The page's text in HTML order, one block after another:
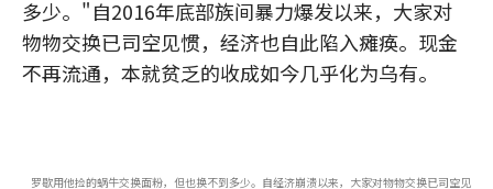
多少。"自2016年底部族间暴力爆发以来，大家对
物物交换已司空见惯，经济也自此陷入瘫痪。现金
不再流通，本就贫乏的收成如今几乎化为乌有。
罗歇用他捡的蜗牛交换面粉，但也换不到多少。自经济崩溃以来，大家对物物交换已司空见